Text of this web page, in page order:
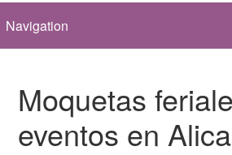
Moquetas
eventos en